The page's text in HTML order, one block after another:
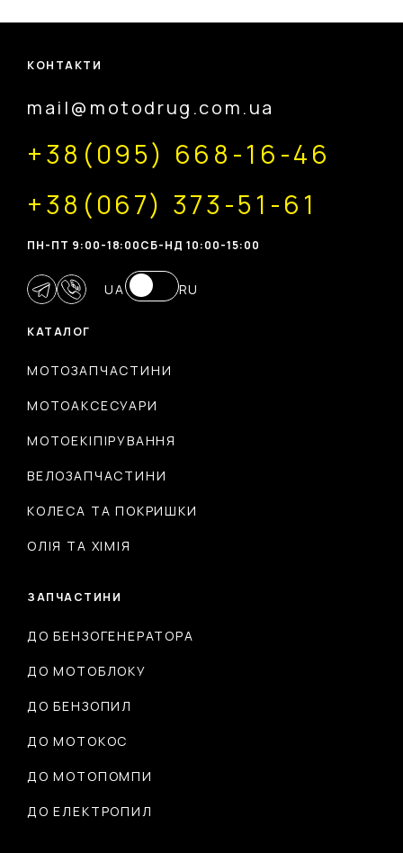
КАТАЛОГ
МОТОЗАПЧАСТИНИ
МОТОАКСЕСУАРИ
МОТОЕКІПІРУВАННЯ
ВЕЛОЗАПЧАСТИНИ
КОЛЕСА ТА ПОКРИШКИ
ОЛІЯ ТА ХІМІЯ
ЗАПЧАСТИНИ
ДО БЕНЗОГЕНЕРАТОРА
ДО МОТОБЛОКУ
ДО БЕНЗОПИЛ
ДО МОТОКОС
ДО МОТОПОМПИ
ДО ЕЛЕКТРОПИЛ
КОНТАКТИ
mail@motodrug.com.ua
+38(095) 668-16-46
+38(067) 373-51-61
ПН-ПТ 9:00-18:00CБ-НД 10:00-15:00
UA RU